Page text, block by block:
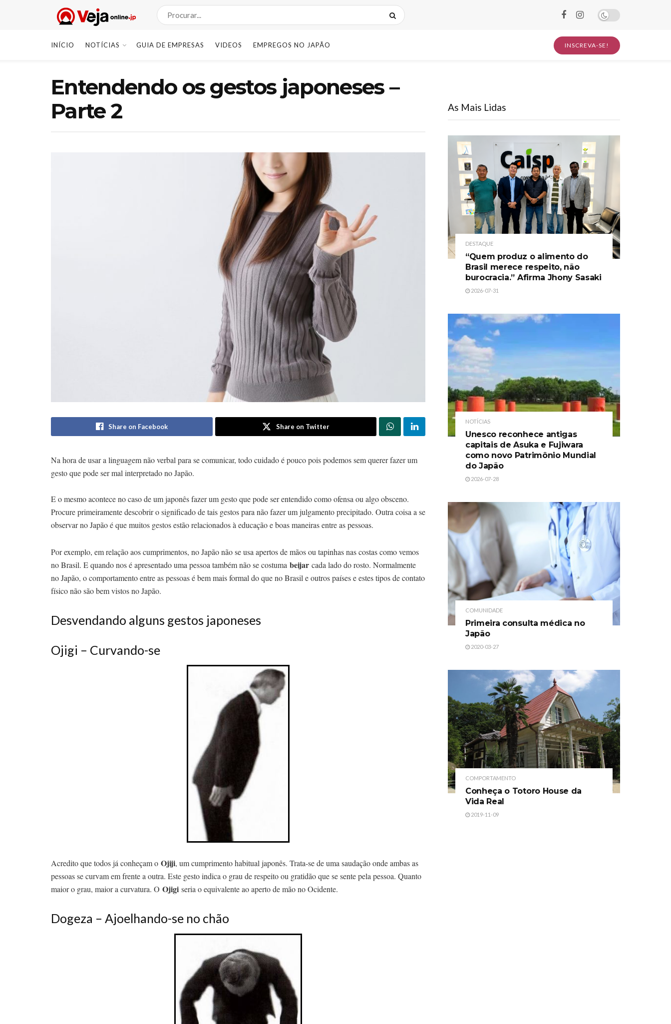
INÍCIO NOTÍCIAS GUIA DE EMPRESAS VIDEOS EMPREGOS NO JAPÃO INSCREVA-SE!
Entendendo os gestos japoneses –
Parte 2
Share on Facebook Share on Twitter
Na hora de usar a linguagem não verbal para se comunicar, todo cuidado é pouco pois podemos sem querer fazer um
gesto que pode ser mal interpretado no Japão.
E o mesmo acontece no caso de um japonês fazer um gesto que pode ser entendido como ofensa ou algo obsceno.
Procure primeiramente descobrir o significado de tais gestos para não fazer um julgamento precipitado. Outra coisa a se
observar no Japão é que muitos gestos estão relacionados à educação e boas maneiras entre as pessoas.
Por exemplo, em relação aos cumprimentos, no Japão não se usa apertos de mãos ou tapinhas nas costas como vemos
no Brasil. E quando nos é apresentado uma pessoa também não se costuma beijar cada lado do rosto. Normalmente
no Japão, o comportamento entre as pessoas é bem mais formal do que no Brasil e outros países e estes tipos de contato
físico não são bem vistos no Japão.
Desvendando alguns gestos japoneses
Ojigi – Curvando-se
Acredito que todos já conheçam o Ojiji, um cumprimento habitual japonês. Trata-se de uma saudação onde ambas as
pessoas se curvam em frente a outra. Este gesto indica o grau de respeito ou gratidão que se sente pela pessoa. Quanto
maior o grau, maior a curvatura. O Ojigi seria o equivalente ao aperto de mão no Ocidente.
Dogeza – Ajoelhando-se no chão
As Mais Lidas
DESTAQUE
“Quem produz o alimento do
Brasil merece respeito, não
burocracia.” Afirma Jhony Sasaki
2026-07-31
NOTÍCIAS
Unesco reconhece antigas
capitais de Asuka e Fujiwara
como novo Patrimônio Mundial
do Japão
2026-07-28
COMUNIDADE
Primeira consulta médica no
Japão
2020-03-27
COMPORTAMENTO
Conheça o Totoro House da
Vida Real
2019-11-09